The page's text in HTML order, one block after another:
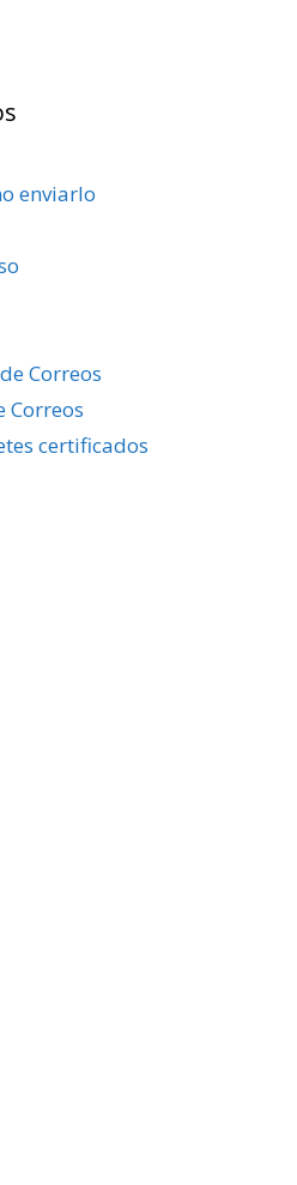
enviarlo
Correos
Correos
certificados